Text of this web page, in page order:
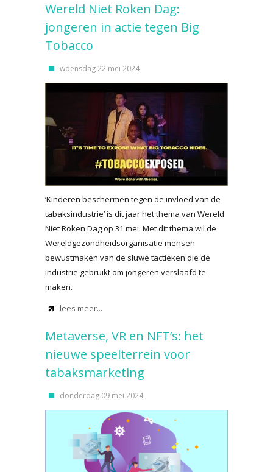
Wereld Niet Roken Dag:
jongeren in actie tegen Big
Tobacco
woensdag 22 mei 2024
‘Kinderen beschermen tegen de invloed van de
tabaksindustrie’ is dit jaar het thema van Wereld
Niet Roken Dag op 31 mei. Met dit thema wil de
Wereldgezondheidsorganisatie mensen
bewustmaken van de sluwe tactieken die de
industrie gebruikt om jongeren verslaafd te
maken.
lees meer...
Metaverse, VR en NFT’s: het
nieuwe speelterrein voor
tabaksmarketing
donderdag 09 mei 2024